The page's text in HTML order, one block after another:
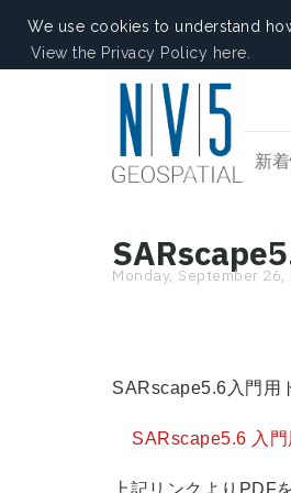
We use cookies to understand
View the Privacy Policy here.
新
Monday, September 26,
SARscape5.6入門用
SARscape5.6 入
上記リンクよりPDF